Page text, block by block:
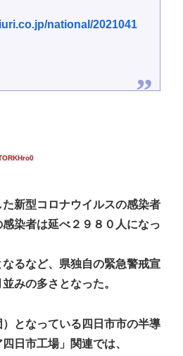
national/2021041
新型コロナウイルスの感染者
染者は延べ２９８０人になっ
るなど、県独自の緊急警戒宣
みの多さとなった。
となっている四日市市の半導
日市工場」関連では、